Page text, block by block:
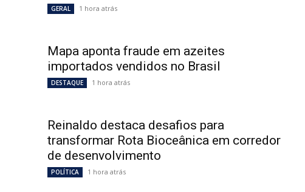
GERAL 1 hora atrás
Mapa aponta fraude em azeites
importados vendidos no Brasil
DESTAQUE 1 hora atrás
Reinaldo destaca desafios para
transformar Rota Bioceânica em corredor
de desenvolvimento
POLÍTICA 1 hora atrás